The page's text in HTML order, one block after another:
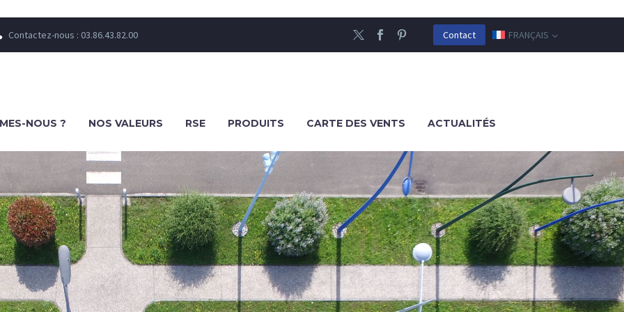
Contactez-nous : 03.86.43.82.00 Contact FRANÇAIS
NOUS ? NOS VALEURS RSE PRODUITS CARTE DES VENTS ACTUALITÉS